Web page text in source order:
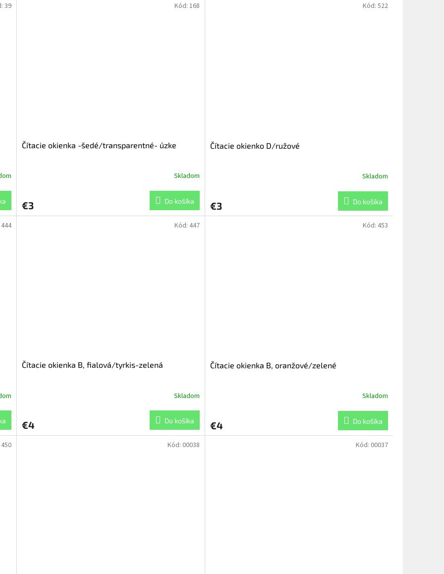
39
Čítacie okienka -šedé/transparentné- úzke
Skladom
€3 Do košíka
Kód: 168
Čítacie okienko D/ružové
Skladom
€3 Do košíka
Kód: 522
444
Čítacie okienka B, fialová/tyrkis-zelená
Skladom
€4 Do košíka
Kód: 447
Čítacie okienka B, oranžové/zelené
Skladom
€4 Do košíka
Kód: 453
450 Kód: 00038 Kód: 00037